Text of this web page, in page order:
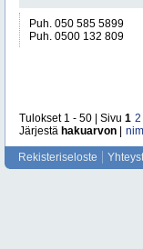
Puh. 050 585 5899
Puh. 0500 132 809
Tulokset 1 - 50 | Sivu 1 2
Järjestä hakuarvon
Rekisteriseloste